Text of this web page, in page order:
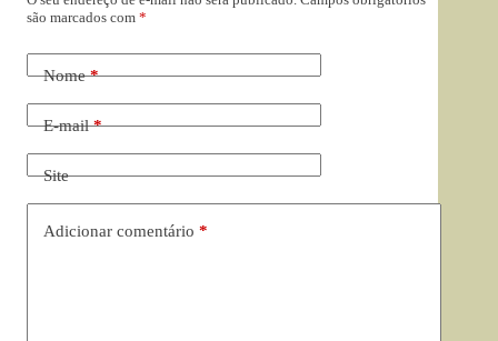
são marcados com *
Nome*
E-mail*
Site
Adicionar comentário *